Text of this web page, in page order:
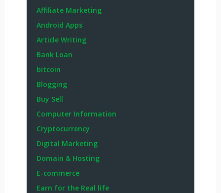
Affiliate Marketing
Android Apps
Article Writing
Bank Loan
bitcoin
Blogging
Buy Sell
Computer Information
Cryptocurrency
Digital Marketing
Domain & Hosting
E-commerce
Earn for the Real life